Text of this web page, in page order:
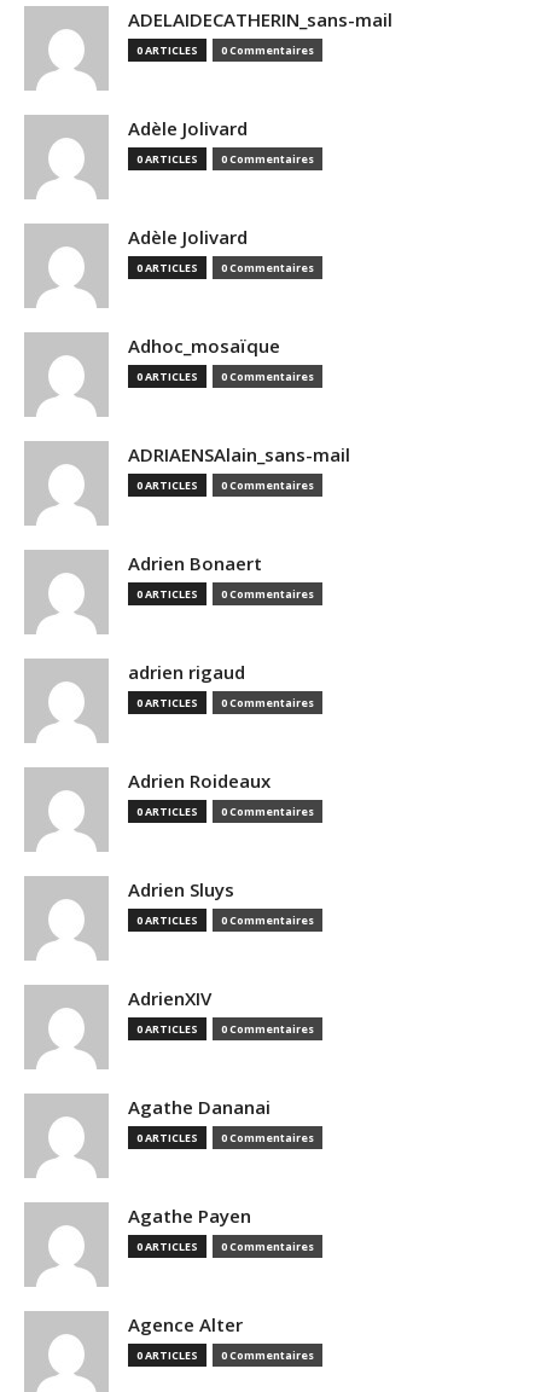
ADELAIDECATHERIN_sans-mail
0 ARTICLES 0 Commentaires
Adèle Jolivard
0 ARTICLES 0 Commentaires
Adèle Jolivard
0 ARTICLES 0 Commentaires
Adhoc_mosaïque
0 ARTICLES 0 Commentaires
ADRIAENSAlain_sans-mail
0 ARTICLES 0 Commentaires
Adrien Bonaert
0 ARTICLES 0 Commentaires
adrien rigaud
0 ARTICLES 0 Commentaires
Adrien Roideaux
0 ARTICLES 0 Commentaires
Adrien Sluys
0 ARTICLES 0 Commentaires
AdrienXIV
0 ARTICLES 0 Commentaires
Agathe Dananai
0 ARTICLES 0 Commentaires
Agathe Payen
0 ARTICLES 0 Commentaires
Agence Alter
0 ARTICLES 0 Commentaires